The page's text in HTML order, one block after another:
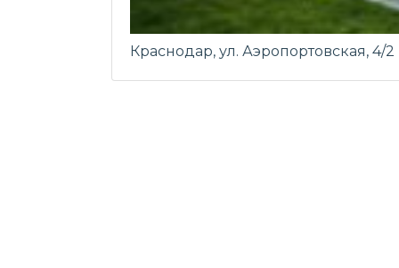
Краснодар, ул. Аэропортовская, 4/2